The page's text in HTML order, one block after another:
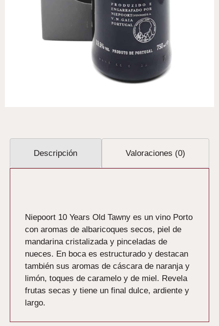
Descripción Valoraciones (0)
Niepoort 10 Years Old Tawny es un vino Porto
con aromas de albaricoques secos, piel de
mandarina cristalizada y pinceladas de
nueces. En boca es estructurado y destacan
también sus aromas de cáscara de naranja y
limón, toques de caramelo y de miel. Revela
frutas secas y tiene un final dulce, ardiente y
largo.